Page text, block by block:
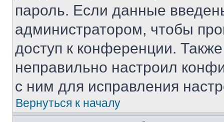
пароль. Если данные
администратором, чтобы
доступ к конференции.
неправильно настроил
с ним для исправления
Вернуться к началу